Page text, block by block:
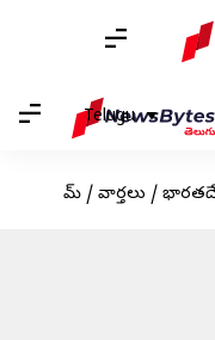
Telugu
హోమ్ / వార్తలు /